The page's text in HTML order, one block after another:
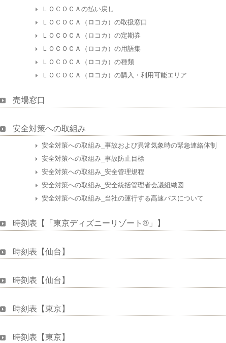
ＬＯＣＯＣＡの払い戻し
ＬＯＣＯＣＡ（ロコカ）の取扱窓口
ＬＯＣＯＣＡ（ロコカ）の定期券
ＬＯＣＯＣＡ（ロコカ）の用語集
ＬＯＣＯＣＡ（ロコカ）の種類
ＬＯＣＯＣＡ（ロコカ）の購入・利用可能エリア
売場窓口
安全対策への取組み
安全対策への取組み_事故および異常気象時の緊急連絡体制
安全対策への取組み_事故防止目標
安全対策への取組み_安全管理規程
安全対策への取組み_安全統括管理者会議組織図
安全対策への取組み_当社の運行する高速バスについて
時刻表【「東京ディズニーリゾート®」】
時刻表【仙台】
時刻表【仙台】
時刻表【東京】
時刻表【東京】